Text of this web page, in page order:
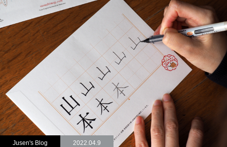
Jusen's Blog 2022.04.9